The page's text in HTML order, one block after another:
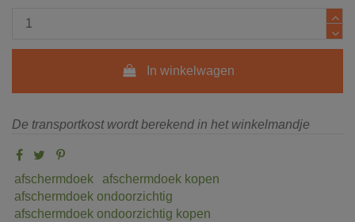
In winkelwagen
De transportkost wordt berekend in het winkelmandje
afschermdoek
afschermdoek kopen
afschermdoek ondoorzichtig
afschermdoek ondoorzichtig kopen